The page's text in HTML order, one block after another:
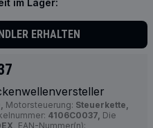
im Lager:
ERHALTEN
Motorsteuerung: Steuerkette,
4106C0037, Die
EAN-Nummer(n):